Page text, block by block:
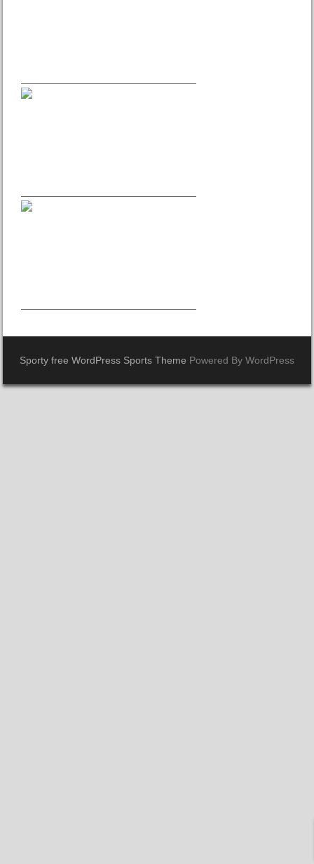
Sporty free WordPress Sports Theme Powered By WordPress